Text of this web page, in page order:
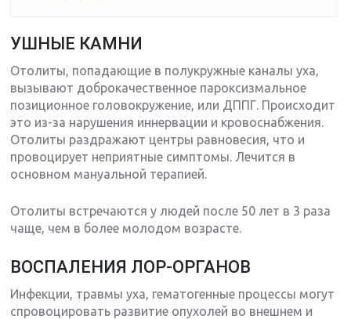
УШНЫЕ КАМНИ
Отолиты, попадающие в полукружные каналы уха,
вызывают доброкачественное пароксизмальное
позиционное головокружение, или ДППГ. Происходит
это из-за нарушения иннервации и кровоснабжения.
Отолиты раздражают центры равновесия, что и
провоцирует неприятные симптомы. Лечится в
основном мануальной терапией.
Отолиты встречаются у людей после 50 лет в 3 раза
чаще, чем в более молодом возрасте.
ВОСПАЛЕНИЯ ЛОР-ОРГАНОВ
Инфекции, травмы уха, гематогенные процессы могут
спровоцировать развитие опухолей во внешнем и